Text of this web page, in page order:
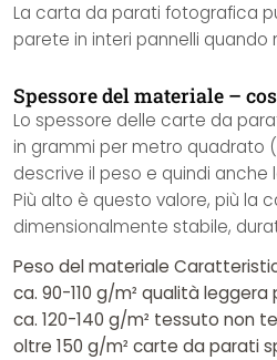
La carta da parati fotografica
parete in interi pannelli quando
Spessore del materiale –
Lo spessore delle carte da
in grammi per metro quadrato
descrive il peso e quindi
Più alto è questo valore, più la
dimensionalmente stabile,
Peso del materiale
ca. 90-110 g/m² qualità leggera
ca. 120-140 g/m² tessuto non
oltre 150 g/m² carte da parati